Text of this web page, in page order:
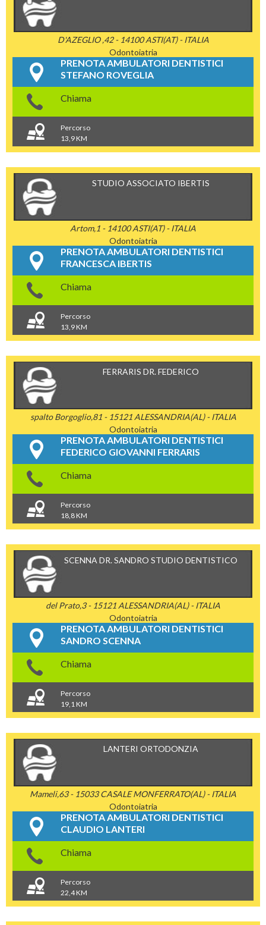
D'AZEGLIO ,42 - 14100 ASTI(AT) - ITALIA
Odontoiatria
PRENOTA AMBULATORI DENTISTICI
STEFANO ROVEGLIA
Chiama
Percorso
13,9 KM
STUDIO ASSOCIATO IBERTIS
Artom,1 - 14100 ASTI(AT) - ITALIA
Odontoiatria
PRENOTA AMBULATORI DENTISTICI
FRANCESCA IBERTIS
Chiama
Percorso
13,9 KM
FERRARIS DR. FEDERICO
spalto Borgoglio,81 - 15121 ALESSANDRIA(AL) - ITALIA
Odontoiatria
PRENOTA AMBULATORI DENTISTICI
FEDERICO GIOVANNI FERRARIS
Chiama
Percorso
18,8 KM
SCENNA DR. SANDRO STUDIO DENTISTICO
del Prato,3 - 15121 ALESSANDRIA(AL) - ITALIA
Odontoiatria
PRENOTA AMBULATORI DENTISTICI
SANDRO SCENNA
Chiama
Percorso
19,1 KM
LANTERI ORTODONZIA
Mameli,63 - 15033 CASALE MONFERRATO(AL) - ITALIA
Odontoiatria
PRENOTA AMBULATORI DENTISTICI
CLAUDIO LANTERI
Chiama
Percorso
22,4 KM